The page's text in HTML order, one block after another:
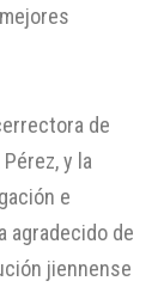
de
y la
e
agradecido de
jiennense